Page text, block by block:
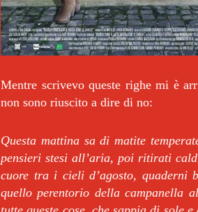
Mentre scrivevo queste righe mi è
non sono riuscito a dire di no:
Questa mattina sa di matite
pensieri stesi all’aria, poi ritirati
cuore tra i cieli d’agosto, quaderni
quello perentorio della campanella